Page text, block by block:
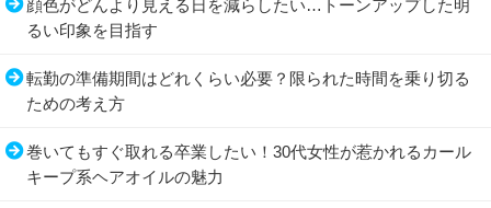
顔色がどんより見える日を減らしたい…トーンアップした明
るい印象を目指す
転勤の準備期間はどれくらい必要？限られた時間を乗り切る
ための考え方
巻いてもすぐ取れる卒業したい！30代女性が惹かれるカール
キープ系ヘアオイルの魅力